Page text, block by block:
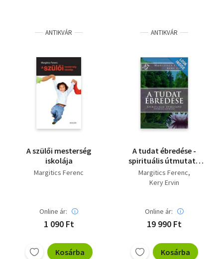
Tankönyv, segédkönyv
Társadalomtudomány
Természettudomány
ANTIKVÁR
A szülői mesterség
iskolája
Margitics Ferenc
Online ár:
1 090 Ft
Kosárba
ANTIKVÁR
A tudat ébredése -
spirituális útmutató
önmagadhoz
Margitics Ferenc
Kery Ervin
Online ár:
19 990 Ft
Kosárba